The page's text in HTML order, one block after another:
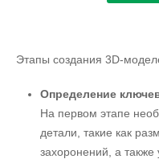
Этапы создания 3D-
Определение
На первом этапе
детали, такие как
захоронений, а также